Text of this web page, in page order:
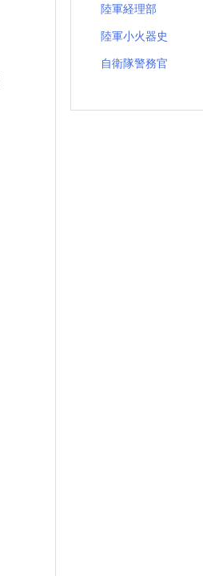
陸軍経理部
陸軍小火器史
自衛隊警務官